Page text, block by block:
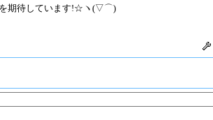
を期待しています!☆ヽ(▽⌒)